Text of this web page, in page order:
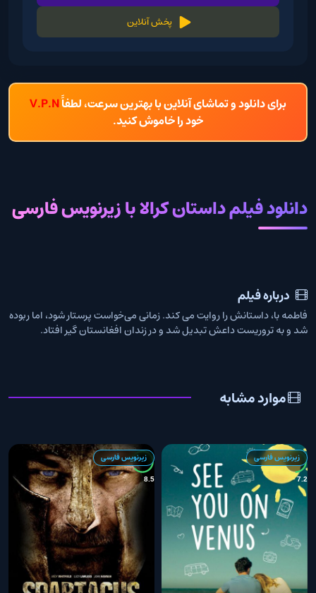
پخش آنلاین
برای دانلود و تماشای آنلاین با بهترین سرعت، لطفاًV.P.N
خود را خاموش کنید.
دانلود فیلم داستان کرالا با زیرنویس فارسی
درباره فیلم
فاطمه با، داستانش را روایت می کند. زمانی می‌خواست پرستار شود، اما ربوده
شد و به تروریست داعش تبدیل شد و در زندان افغانستان گیر افتاد.
موارد مشابه
7.2
زیرنویس فارسی
8.5
زیرنویس فارسی